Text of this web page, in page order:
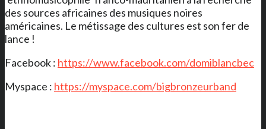
des sources africaines des musiques noires
américaines. Le métissage des cultures est son fer de
lance !
Facebook : https://www.facebook.com/domiblancbec
Myspace : https://myspace.com/bigbronzeurband